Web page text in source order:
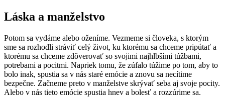
Láska a manželstvo
Potom sa vydáme alebo oženíme. Vezmeme si človeka, s ktorým
sme sa rozhodli stráviť celý život, ku ktorému sa chceme pripútať a
ktorému sa chceme zdôverovať so svojimi najhlbšími túžbami,
potrebami a pocitmi. Napriek tomu, že zúfalo túžime po tom, aby to
bolo inak, spustia sa v nás staré emócie a znovu sa necítime
bezpečne. Začneme preto v manželstve skrývať seba aj svoje pocity.
Alebo v nás tieto emócie spustia hnev a bolesť a rozzúrime sa.